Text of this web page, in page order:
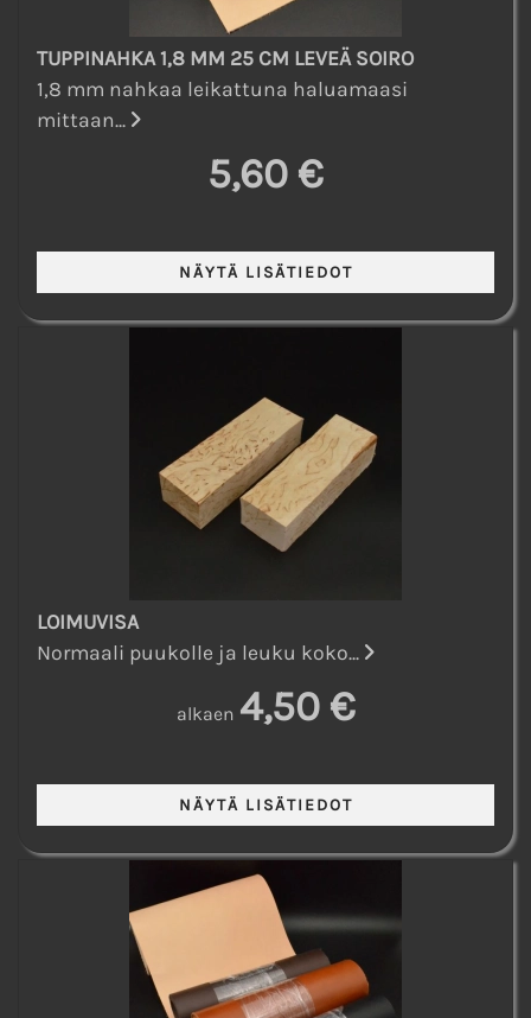
TUPPINAHKA 1,8 MM 25 CM LEVEÄ SOIRO
1,8 mm nahkaa leikattuna haluamaasi
mittaan...
5,60 €
LOIMUVISA
Normaali puukolle ja leuku koko...
alkaen 4,50 €